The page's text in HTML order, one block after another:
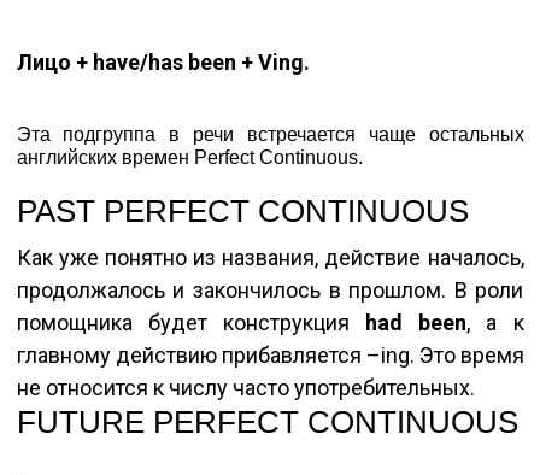
Лицо + have/has been + Ving.
Эта подгруппа в речи встречается чаще остальных
английских времен Perfect Continuous.
PAST PERFECT CONTINUOUS
Как уже понятно из названия, действие началось,
продолжалось и закончилось в прошлом. В роли
помощника будет конструкция
had been, а к
главному действию прибавляется –ing. Это время
не относится к числу часто употребительных.
FUTURE PERFECT CONTINUOUS